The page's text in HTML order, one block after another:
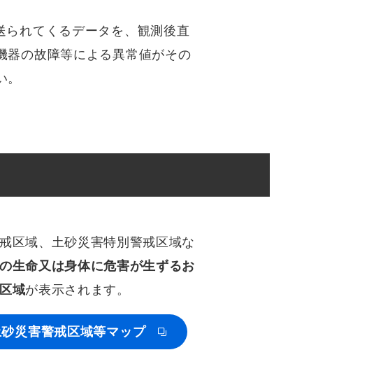
れてくるデータを、観測後直
器の故障等による異常値がその
区域、土砂災害特別警戒区域な
生命又は身体に危害が生ずるお
域が表示されます。
砂災害警戒区域等マップ